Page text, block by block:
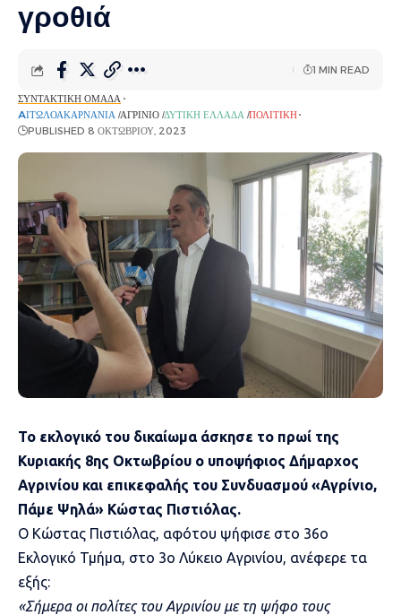
γροθιά
ΣΥΝΤΑΚΤΙΚΉ ΟΜΆΔΑ
AΙΤΩΛΟΑΚΑΡΝΑΝΊΑ ΑΓΡΊΝΙΟ ΔΥΤΙΚΉ ΕΛΛΆΔΑ ΠΟΛΙΤΙΚΉ
PUBLISHED 8 ΟΚΤΩΒΡΊΟΥ, 2023
1 MIN READ
Το εκλογικό του δικαίωμα άσκησε το πρωί της
Κυριακής 8ης Οκτωβρίου ο υποψήφιος Δήμαρχος
Αγρινίου και επικεφαλής του Συνδυασμού «Αγρίνιο,
Πάμε Ψηλά» Κώστας Πιστιόλας.
Ο Κώστας Πιστιόλας, αφότου ψήφισε στο 36ο
Εκλογικό Τμήμα, στο 3ο Λύκειο Αγρινίου, ανέφερε τα
εξής:
«Σήμερα οι πολίτες του Αγρινίου με τη ψήφο τους